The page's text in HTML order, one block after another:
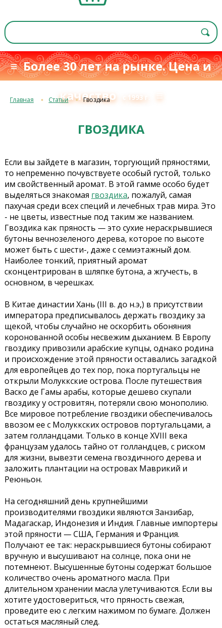
≡ Более 30 лет на рынке. Цена и
качество
с 1993 г. ≡
Главная Статьи Гвоздика
ГВОЗДИКА
Если вы зайдете в магазин, торгующий пряностями,
то непременно почувствуете особый густой, только
им свойственный аромат. В этой гамме особо будет
выделяться знакомая гвоздика, пожалуй, самая
пахучая среди всех специй и лечебных трав мира. Это
- не цветы, известные под таким же названием.
Гвоздика как пряность — это сухие нераскрывшиеся
бутоны вечнозеленого дерева, которое по высоте
может быть с шести-, даже с семиэтажный дом.
Наиболее тонкий, приятный аромат
сконцентрирован в шляпке бутона, а жгучесть, в
основном, в черешках.
В Китае династии Хань (III в. до н.э,) в присутствии
императора предписывалось держать гвоздику за
щекой, чтобы случайно не оскорбить обоняния
коронованной особы несвежим дыханием. В Европу
гвоздику привозили арабские купцы, однако родина
и происхождение этой пряности оставались загадкой
для европейцев до тех пор, пока португальцы не
открыли Молуккские острова. После путешествия
Васко де Гамы арабы, которые дешево скупали
гвоздику у островитян, потеряли свою монополию.
Все мировое потребление гвоздики обеспечивалось
ввозом ее с Молуккских островов португальцами, а
затем голландцами. Только в конце XVIII века
французам удалось тайно от голландцев, с риском
для жизни, вывезти семена гвоздичного дерева и
заложить плантации на островах Маврикий и
Реюньон.
На сегодняшний день крупнейшими
производителями гвоздики являются Занзибар,
Мадагаскар, Индонезия и Индия. Главные импортеры
этой пряности — США, Германия и Франция.
Получают ее так: нераскрывшиеся бутоны собирают
вручную и высушивают на солнце, пока они не
потемнеют. Высушенные бутоны содержат большое
количество очень ароматного масла. При
длительном хранении масла улетучиваются. Если вы
хотите удостовериться, что пряность свежая,
проведите ею с легким нажимом по бумаге. Должен
остаться масляный след.